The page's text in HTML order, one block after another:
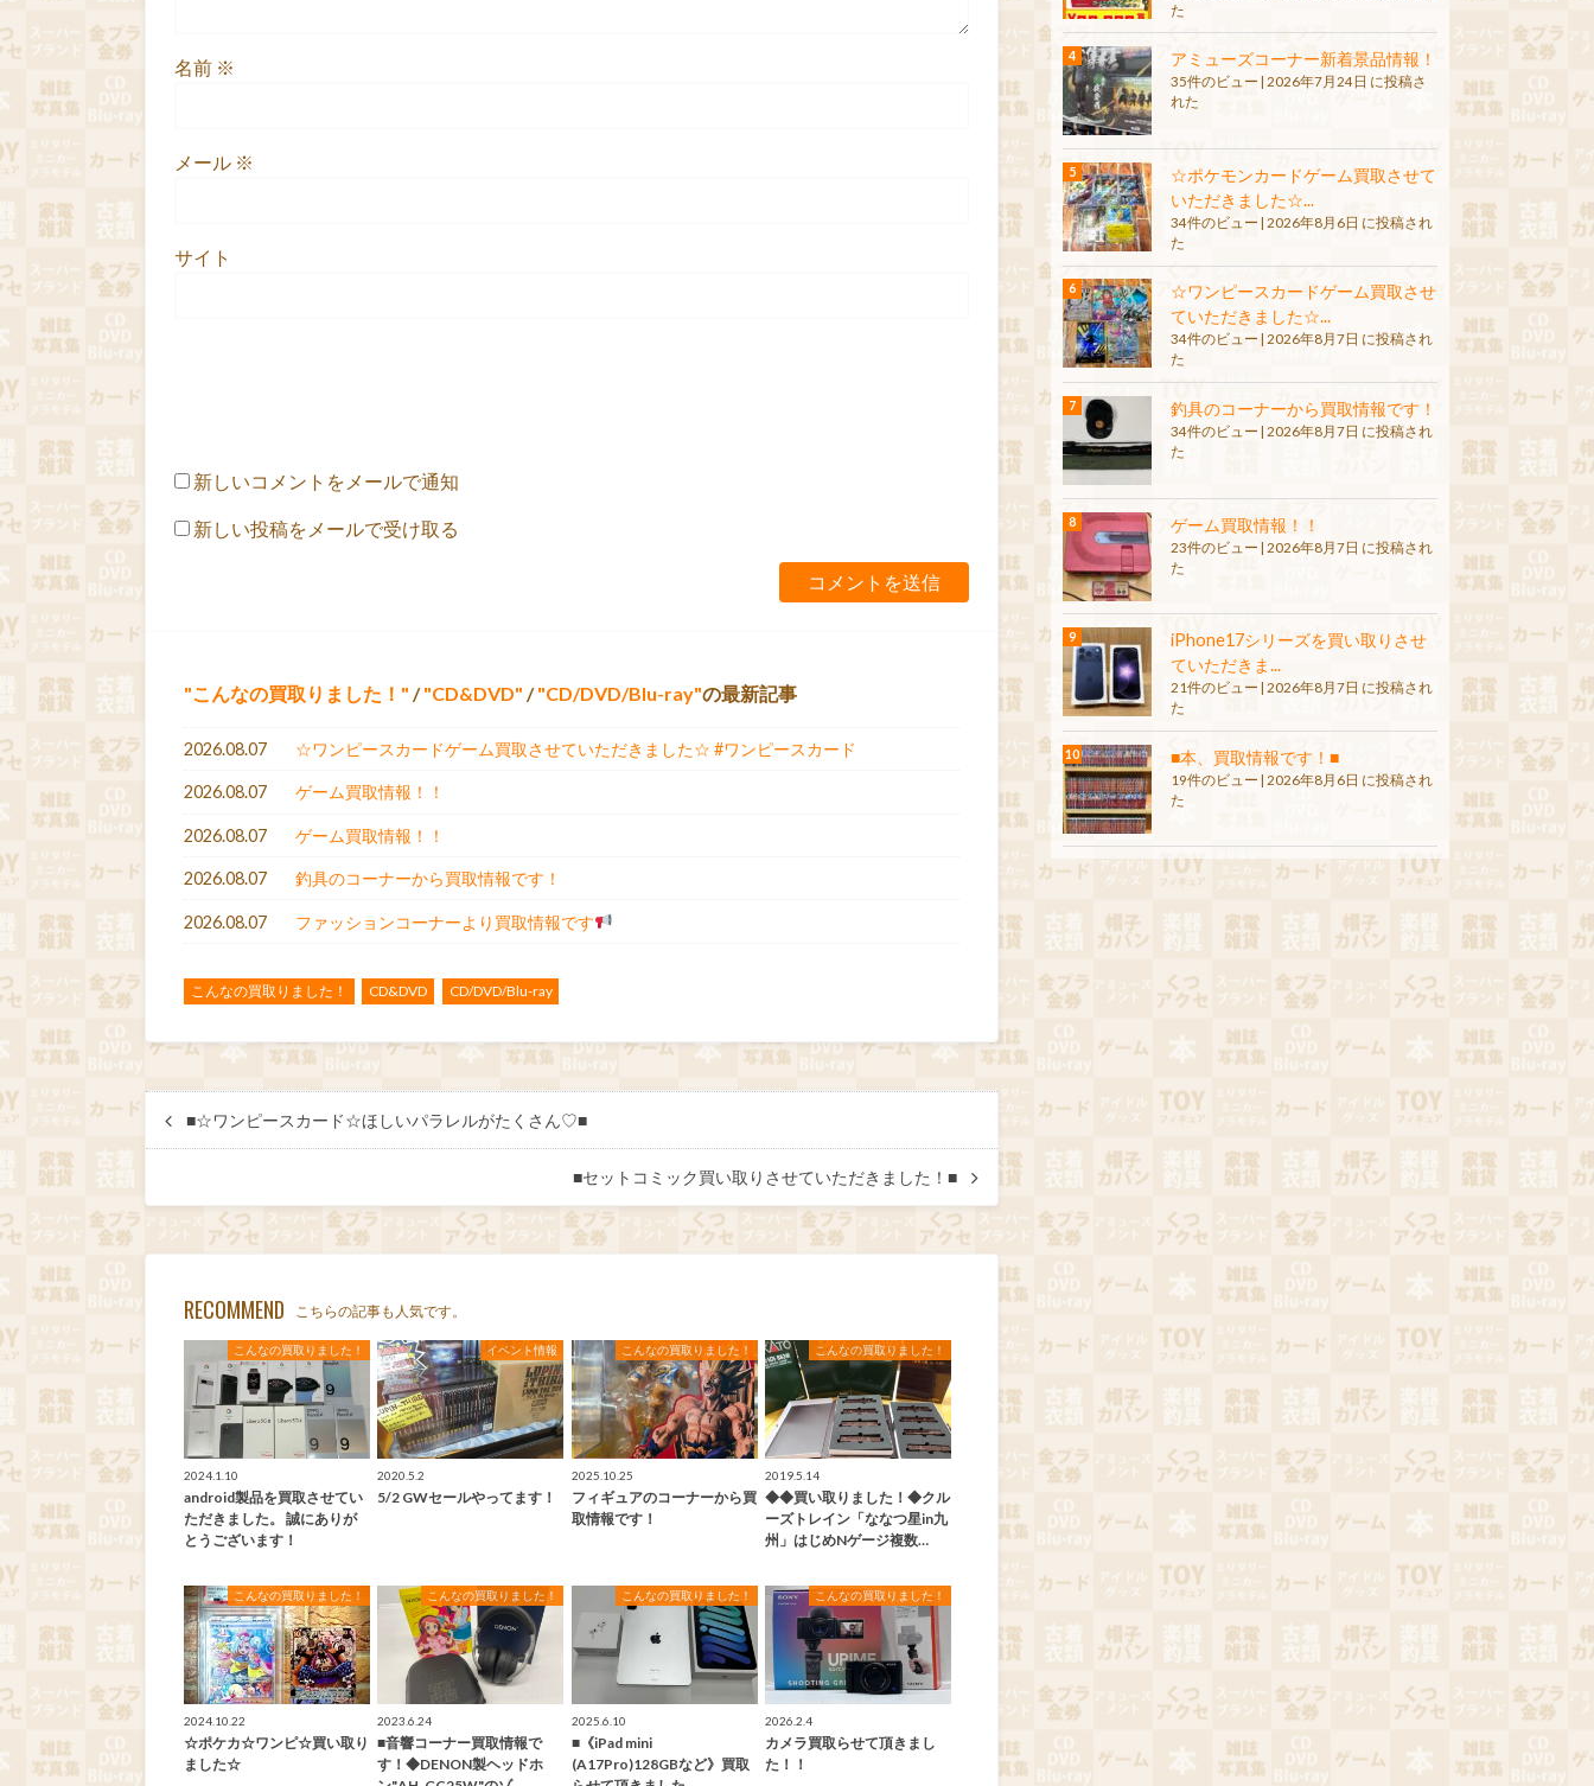
名前 ※
メール ※
サイト
新しいコメントをメールで通知
新しい投稿をメールで受け取る
こんなの買取りました！ / CD&DVD / CD/DVD/Blu-ray の最新記事
2026.08.07 ☆ワンピースカードゲーム買取させていただきました☆ #ワンピースカード
2026.08.07 ゲーム買取情報！！
2026.08.07 ゲーム買取情報！！
2026.08.07 釣具のコーナーから買取情報です！
2026.08.07 ファッションコーナーより買取情報です
こんなの買取りました！ CD&DVD CD/DVD/Blu-ray
■☆ワンピースカード☆ほしいパラレルがたくさん♡■
■セットコミック買い取りさせていただきました！■
RECOMMEND こちらの記事も人気です。
こんなの買取りました！
2024.1.10
android製品を買取させてい
ただきました。 誠にありが
とうございます！
イベント情報
2020.5.2
5/2 GWセールやってます！
こんなの買取りました！
2025.10.25
フィギュアのコーナーから買
取情報です！
こんなの買取りました！
2019.5.14
◆◆買い取りました！◆クル
ーズトレイン「ななつ星in九
州」はじめNゲージ複数…
こんなの買取りました！
2024.10.22
☆ポケカ☆ワンピ☆買い取り
ました☆
こんなの買取りました！
2023.6.24
■音響コーナー買取情報で
す！◆DENON製ヘッドホ
こんなの買取りました！
2025.6.10
■《iPad mini
(A17Pro)128GBなど》買取
こんなの買取りました！
2026.2.4
カメラ買取らせて頂きまし
た！！
た
アミューズコーナー新着景品情報！
35件のビュー
2026年7月24日 に投稿さ
れた
☆ポケモンカードゲーム買取させて
いただきました☆...
34件のビュー | 2026年8月6日 に投稿され
た
☆ワンピースカードゲーム買取させ
ていただきました☆...
34件のビュー
2026年8月7日 に投稿され
た
釣具のコーナーから買取情報です！
34件のビュー | 2026年8月7日 に投稿され
た
ゲーム買取情報！！
23件のビュー | 2026年8月7日 に投稿され
た
iPhone17シリーズを買い取りさせ
ていただきま...
21件のビュー
2026年8月7日 に投稿され
た
■本、買取情報です！■
19件のビュー | 2026年8月6日 に投稿され
た